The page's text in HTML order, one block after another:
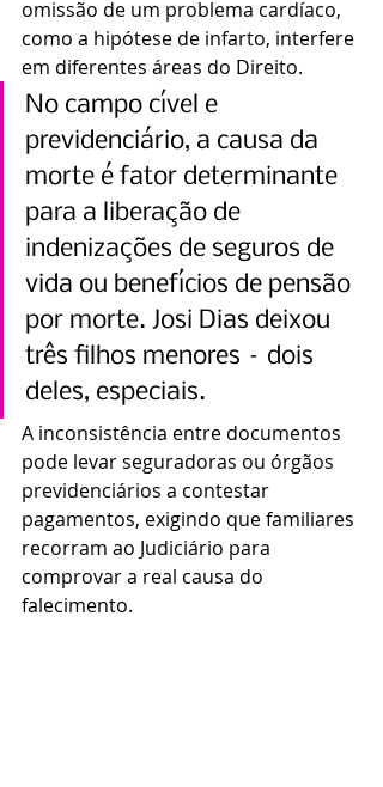
omissão de um problema cardíaco,
como a hipótese de infarto, interfere
em diferentes áreas do Direito.
No campo cível e
previdenciário, a causa da
morte é fator determinante
para a liberação de
indenizações de seguros de
vida ou benefícios de pensão
por morte. Josi Dias deixou
três filhos menores – dois
deles, especiais.
A inconsistência entre documentos
pode levar seguradoras ou órgãos
previdenciários a contestar
pagamentos, exigindo que familiares
recorram ao Judiciário para
comprovar a real causa do
falecimento.